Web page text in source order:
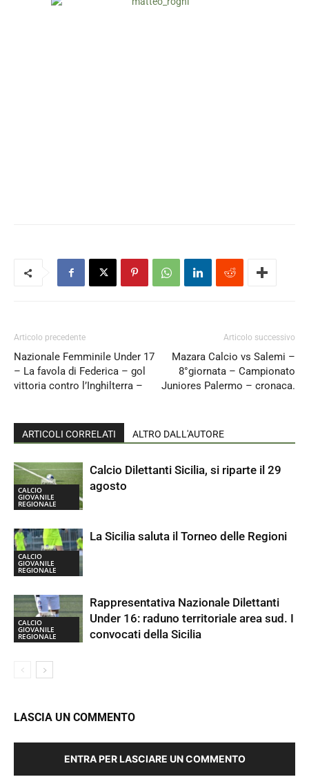
Articolo precedente
Nazionale Femminile Under 17
– La favola di Federica – gol
vittoria contro l’Inghilterra –
Articolo successivo
Mazara Calcio vs Salemi –
8°giornata – Campionato
Juniores Palermo – cronaca.
ARTICOLI CORRELATI ALTRO DALL'AUTORE
CALCIO
GIOVANILE
REGIONALE
Calcio Dilettanti Sicilia, si riparte il 29
agosto
CALCIO
GIOVANILE
REGIONALE
La Sicilia saluta il Torneo delle Regioni
CALCIO
GIOVANILE
REGIONALE
Rappresentativa Nazionale Dilettanti
Under 16: raduno territoriale area sud. I
convocati della Sicilia
LASCIA UN COMMENTO
ENTRA PER LASCIARE UN COMMENTO